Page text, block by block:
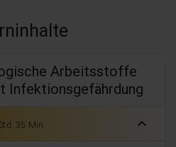
Arbeitsstoffe
Infektionsgefährdung
35 Min. expand_less